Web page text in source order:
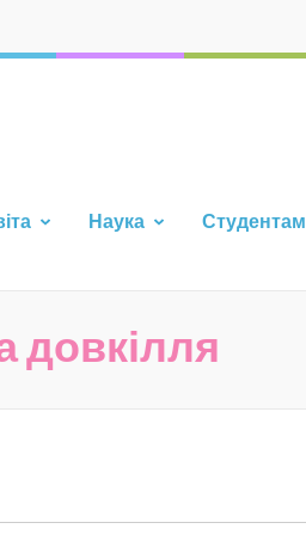
Наука Студентам
довкілля